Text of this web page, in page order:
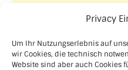
Privacy
Um Ihr Nutzungserlebnis auf
wir Cookies, die technisch
Website sind aber auch Cookies
Aktuelle Projekte